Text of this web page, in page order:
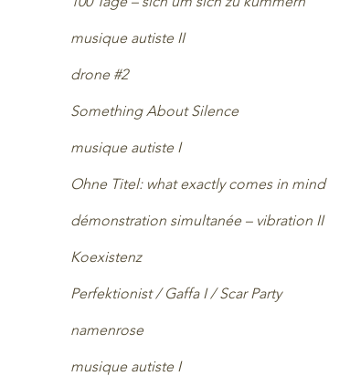
musique autiste II
drone #2
Something About Silence
musique autiste I
Ohne Titel: what exactly comes in mind
démonstration simultanée – vibration II
Koexistenz
Perfektionist / Gaffa I / Scar Party
namenrose
musique autiste I